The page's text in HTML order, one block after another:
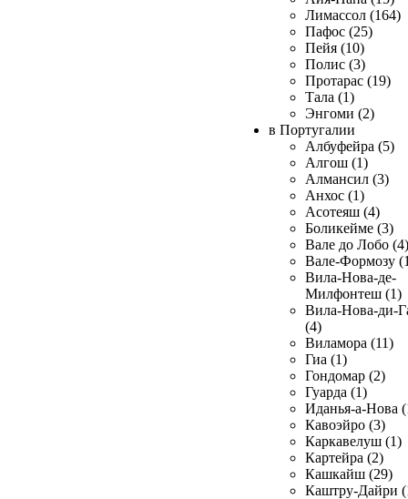
Лимассол (164)
Пафос (25)
Пейя (10)
Полис (3)
Протарас (19)
Тала (1)
Энгоми (2)
в Португалии
Албуфейра (5)
Алгош (1)
Алмансил (3)
Анхос (1)
Асотеяш (4)
Боликейме (3)
Вале до Лобо (4)
Вале-Формозу
Вила-Нова-де-
Милфонтеш (1)
Вила-Нова-ди-
(4)
Виламора (11)
Гиа (1)
Гондомар (2)
Гуарда (1)
Иданья-а-Нова
Кавоэйро (3)
Каркавелуш (1)
Картейра (2)
Кашкайш (29)
Каштру-Дайри